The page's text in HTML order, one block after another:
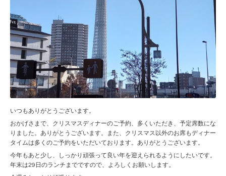
いつもありがとうございます。
おかげさまで、クリスマスディナーのご予約、多くいただき、予定席数にな
りました。ありがとうございます。また、クリスマス以外のお席もディナー
タイムは多くのご予約をいただいております。ありがとうございます。
今年もあと少し、しっかり頑張って良い年を迎えられるようにしたいです。
年末は29日のランチまでですので、よろしくお願いします。